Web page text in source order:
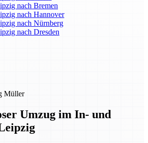
nach Bremen
nach Hannover
nach Nürnberg
nach Dresden
Müller
Umzug im In- und